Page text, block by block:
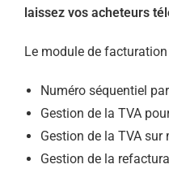
laissez vos acheteurs
Le module de
Numéro séquentiel
Gestion de la TVA
Gestion de la TVA sur
Gestion de la